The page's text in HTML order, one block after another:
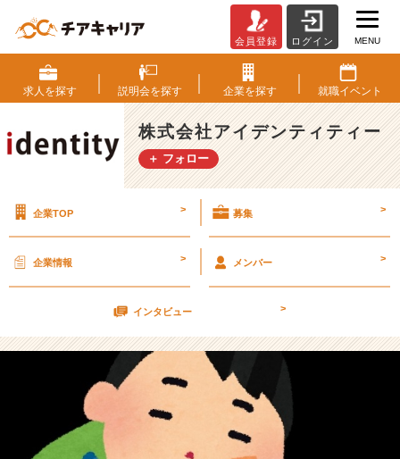
張
ら
な
い
就
活
【株
社
ア
デ
会員登録 ログイン MENU
求人を探す 説明会を探す 企業を探す 就職イベント
株式会社アイデンティティー
＋ フォロー
企業TOP > 募集 >
企業情報 > メンバー >
インタビュー >